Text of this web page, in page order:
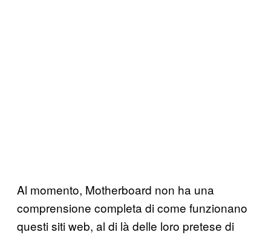
Al momento, Motherboard non ha una
comprensione completa di come funzionano
questi siti web, al di là delle loro pretese di